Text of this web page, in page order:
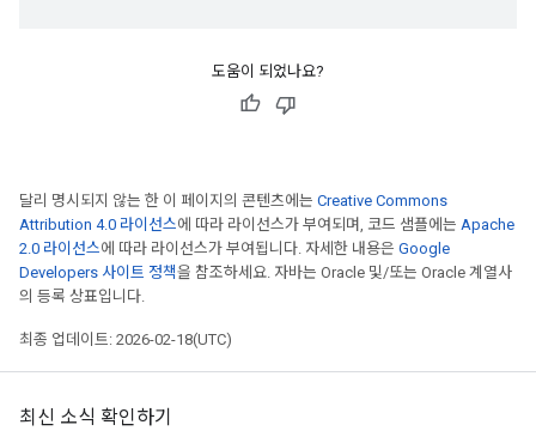
도움이 되었나요?
달리 명시되지 않는 한 이 페이지의 콘텐츠에는 Creative Commons
Attribution 4.0 라이선스에 따라 라이선스가 부여되며, 코드 샘플에는 Apache
2.0 라이선스에 따라 라이선스가 부여됩니다. 자세한 내용은 Google
Developers 사이트 정책을 참조하세요. 자바는 Oracle 및/또는 Oracle 계열사
의 등록 상표입니다.
최종 업데이트: 2026-02-18(UTC)
최신 소식 확인하기